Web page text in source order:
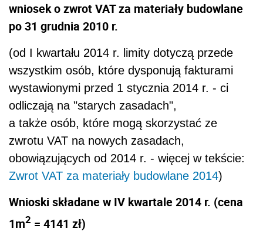
wniosek o zwrot VAT za materiały budowlane
po 31 grudnia 2010 r.
(od I kwartału 2014 r. limity dotyczą przede
wszystkim osób, które dysponują fakturami
wystawionymi przed 1 stycznia 2014 r. - ci
odliczają na "starych zasadach",
a także osób, które mogą skorzystać ze
zwrotu VAT na nowych zasadach,
obowiązujących od 2014 r. - więcej w tekście:
Zwrot VAT za materiały budowlane 2014)
Wnioski składane w IV kwartale 2014 r. (cena
1m2 = 4141 zł)